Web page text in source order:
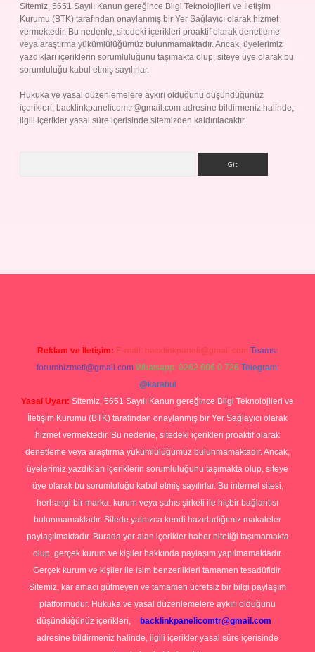
Sitemiz, 5651 Sayılı Kanun gereğince Bilgi Teknolojileri ve İletişim
Kurumu (BTK) tarafından onaylanmış bir Yer Sağlayıcı olarak hizmet
vermektedir. Bu nedenle, sitedeki içerikleri proaktif olarak denetleme
veya araştırma yükümlülüğümüz bulunmamaktadır. Ancak, üyelerimiz
yazdıkları içeriklerin sorumluluğunu taşımakta olup, siteye üye olarak bu
sorumluluğu kabul etmiş sayılırlar.
Hukuka ve yasal düzenlemelere aykırı olduğunu düşündüğünüz
içerikleri, backlinkpanelicomtr@gmail.com adresine bildirmeniz halinde,
ilgili içerikler yasal süre içerisinde sitemizden kaldırılacaktır.
Reklam ve İletişim: E-mail: backlinkpaneli@gmail.com Teams:
forumhizmeti@gmail.com Whatsapp: 0262 606 0 726 Telegram:
@karabul
Yasal Uyarı: Sitemiz, 5651 Sayılı Kanun gereğince Bilgi Teknolojileri ve
İletişim Kurumu (BTK) tarafından onaylanmış bir Yer Sağlayıcı olarak
hizmet vermektedir. Bu nedenle, sitedeki içerikleri proaktif olarak
denetleme veya araştırma yükümlülüğümüz bulunmamaktadır. Ancak,
üyelerimiz yazdıkları içeriklerin sorumluluğunu taşımakta olup, siteye
üye olarak bu sorumluluğu kabul etmiş sayılırlar. Bu internet sitesi,
herhangi bir marka, kurum veya şahıs şirketi ile hiçbir bağlantısı
bulunmamaktadır. Sitede yalnızca kendi hazırladığımız makaleler
paylaşılmaktadır. Burada yer alan içerikler haber niteliği taşımamakta
olup, gerçek kurum ve kişiler hakkında paylaşım yapılmamaktadır.
Gerçek kurum ve kişiler ile isim benzerlikleri tamamen tesadüfidir.
Sitemiz, kar amacı gütmeyen ve tamamen ücretsiz bir bilgi paylaşım
platformudur. Hukuka ve yasal düzenlemelere aykırı olduğunu
düşündüğünüz içerikleri,
backlinkpanelicomtr@gmail.com
adresine bildirmeniz halinde, ilgili içerikler yasal süre içerisinde